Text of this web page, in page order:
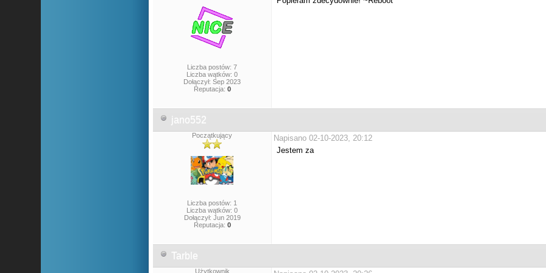
Liczba postów: 7
Liczba wątków: 0
Dołączył: Sep 2023
Reputacja: 0
jano552
Początkujący
Liczba postów: 1
Liczba wątków: 0
Dołączył: Jun 2019
Reputacja: 0
Napisano 02-10-2023, 20:12
Jestem za
Tarble
Użytkownik